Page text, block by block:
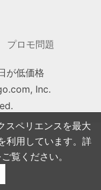
スペリエンスを最大
利用しています。詳
ご覧ください。
プロモ問題
が低価格
Inc.